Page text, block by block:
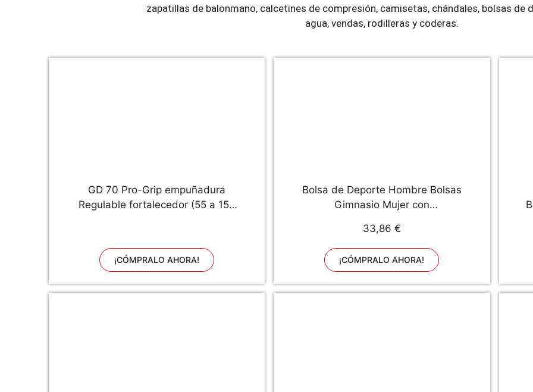
zapatillas de balonmano, calcetines de compresión, camisetas, chándales, bolsas de
agua, vendas, rodilleras y coderas.
GD 70 Pro-Grip empuñadura
Regulable fortalecedor (55 a 154
¡CÓMPRALO AHORA!
Bolsa de Deporte Hombre Bolsas
Gimnasio Mujer con
Bolsos de Viaje Grande
Impermeable Deportivos Fin de
Semana Travel Gym Bag 40L
33,86 €
¡CÓMPRALO AHORA!